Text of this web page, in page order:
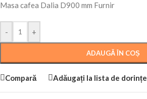
Masa cafea Dalia D900 mm Furnir
- +
ADAUGĂ ÎN COȘ
Compară Adăugați la lista de dorințe